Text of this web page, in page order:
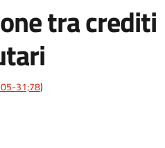
tra crediti
31;78)